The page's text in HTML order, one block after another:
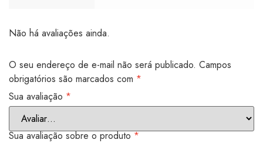
Não há avaliações ainda.
O seu endereço de e-mail não será publicado. Campos
obrigatórios são marcados com *
Sua avaliação *
Sua avaliação sobre o produto*